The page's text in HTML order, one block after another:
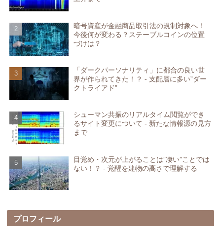
暗号資産が金融商品取引法の規制対象へ！
今後何が変わる？ステーブルコインの位置
づけは？
「ダークパーソナリティ」に都合の良い世
界が作られてきた！？ - 支配層に多い”ダー
クトライアド”
シューマン共振のリアルタイム閲覧ができ
るサイト変更について - 新たな情報源の見方
まで
目覚め・次元が上がることは”凄い”ことでは
ない！？ - 覚醒を建物の高さで理解する
プロフィール